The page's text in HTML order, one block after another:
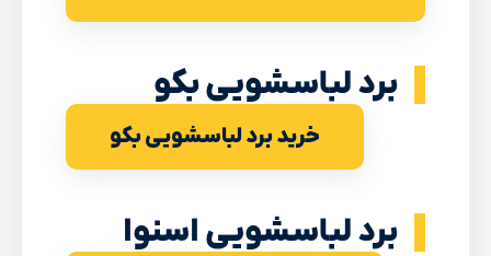
برد لباسشویی بکو
خرید برد لباسشویی بکو
برد لباسشویی اسنوا